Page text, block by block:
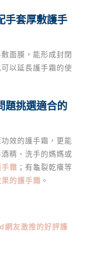
手套厚敷護手
面膜，能形成封閉
以延長護手霜的使
題挑選適合的
效的護手霜，更能
精、洗手的媽媽或
霜 ；有龜裂乾癢等
的護手霜 。
友激推的好評護